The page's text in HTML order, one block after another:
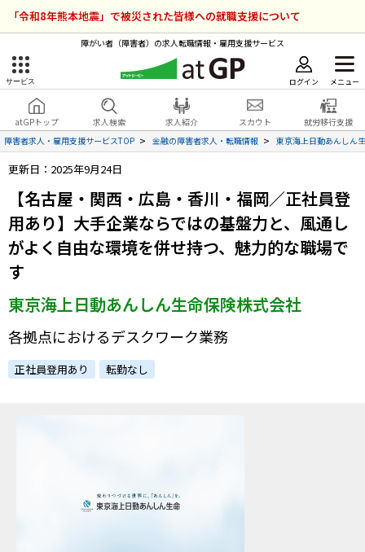
「令和8年熊本地震」で被災された皆様への就職支援について
障がい者（障害者）の求人転職情報・雇用支援サービス
サービス ログイン メニュー
atGPトップ 求人検索 求人紹介 スカウト
就労移行支援
障害者求人・雇用支援サービスTOP
金融の障害者求人・転職情報 東京海上日動あんしん
更新日：2025年9月24日
【名古屋・関西・広島・香川・福岡／正社員登
用あり】大手企業ならではの基盤力と、風通し
がよく自由な環境を併せ持つ、魅力的な職場で
す
東京海上日動あんしん生命保険株式会社
各拠点におけるデスクワーク業務
正社員登用あり 転勤なし
障害者雇用のアットジーピー
サービスラインナップ
就転職支援サービス
障害者専門の就転職支援サービス
障害者アスリート専門の就転職支援サービス
ハイスキルな障害者の転職支援サービス
ログイン 会員登録 無料
atGPトップ
各種サービス
求人を検索する
求人を紹介してもらう